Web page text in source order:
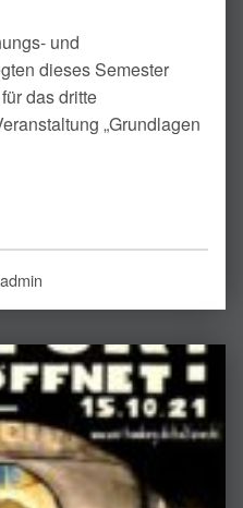
und
dieses Semester
das dritte
„Grundlagen
admin